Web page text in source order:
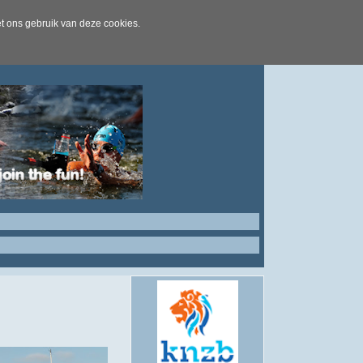
ons gebruik van deze cookies.